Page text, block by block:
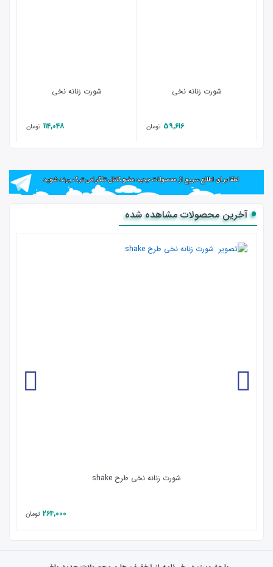
شورت زنانه نخی
59,616 تومان
شورت زنانه نخی
114,048 تومان
آخرین محصولات مشاهده شده
شورت زنانه نخی طرح shake
264,000 تومان